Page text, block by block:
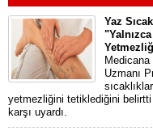
Yaz
Uzmanı
yetmezliğini tetiklediğini
karşı uyardı.